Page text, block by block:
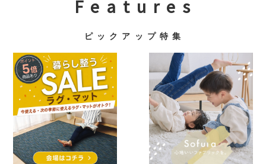
F e a t u r e s
ピ ッ ク ア ッ プ 特 集